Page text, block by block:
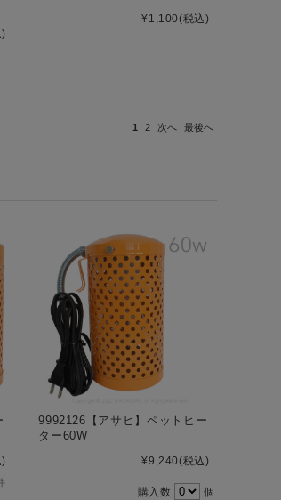
¥1,100(税込)
1 2 次へ 最後へ
9992126【アサヒ】ペットヒー
ター60W
¥9,240(税込)
購入数 個